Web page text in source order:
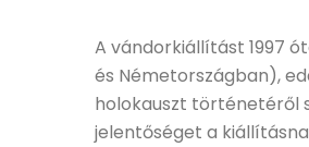
A vándorkiállítást 1997
és Németországban),
holokauszt történetéről
jelentőséget a